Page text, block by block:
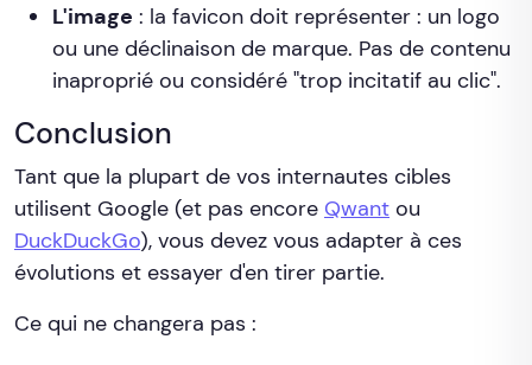
L'image : la favicon doit représenter : un logo
ou une déclinaison de marque. Pas de contenu
inaproprié ou considéré "trop incitatif au clic".
Conclusion
Tant que la plupart de vos internautes cibles
utilisent Google (et pas encore Qwant ou
DuckDuckGo), vous devez vous adapter à ces
évolutions et essayer d'en tirer partie.
Ce qui ne changera pas :